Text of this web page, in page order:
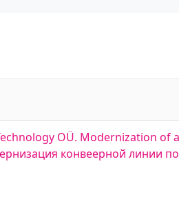
OÜ. Modernization of a
конвеерной линии по